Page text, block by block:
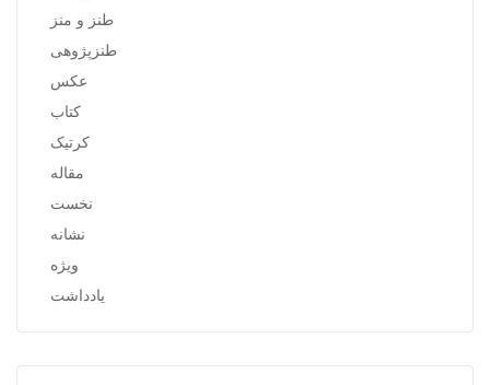
طنز و منز
طنزپژوهی
عکس
کتاب
کرتیک
مقاله
نخست
نشانه
ویژه
یادداشت